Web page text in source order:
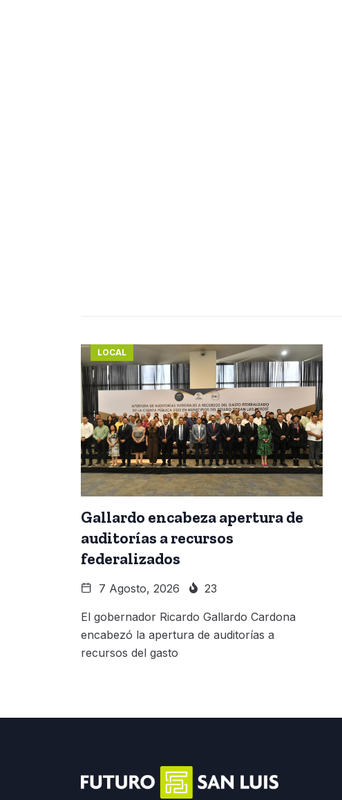
LOCAL
Gallardo encabeza apertura de
auditorías a recursos
federalizados
7 Agosto, 2026 23
El gobernador Ricardo Gallardo Cardona
encabezó la apertura de auditorías a
recursos del gasto